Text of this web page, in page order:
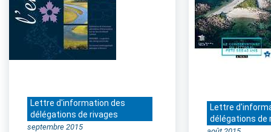
Lettre d'information des
délégations de rivages
septembre 2015
Lettre
délégations de